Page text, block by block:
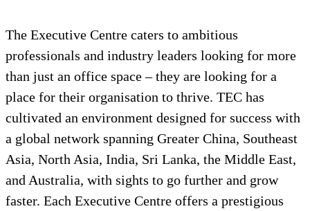
The Executive Centre caters to ambitious
professionals and industry leaders looking for more
than just an office space – they are looking for a
place for their organisation to thrive. TEC has
cultivated an environment designed for success with
a global network spanning Greater China, Southeast
Asia, North Asia, India, Sri Lanka, the Middle East,
and Australia, with sights to go further and grow
faster. Each Executive Centre offers a prestigious